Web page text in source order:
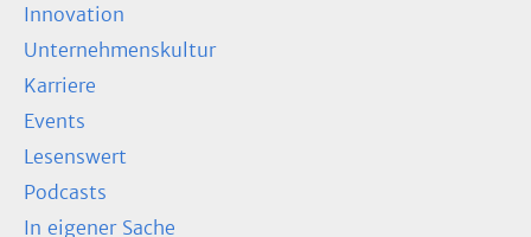
Innovation
Unternehmenskultur
Karriere
Events
Lesenswert
Podcasts
In eigener Sache